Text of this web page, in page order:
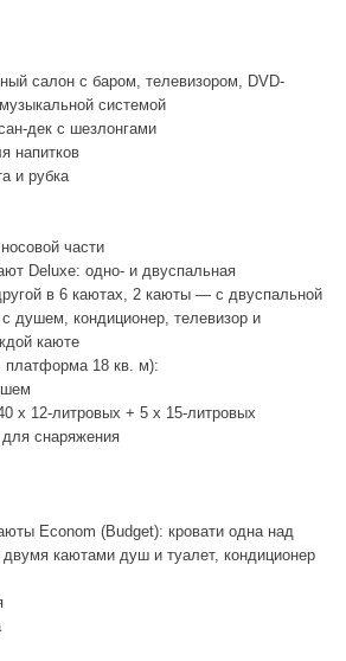
салон с баром, телевизором, DVD-
системой
дек с шезлонгами
напитков
и рубка
части
Deluxe: одно- и двуспальная
в 6 каютах, 2 каюты — с двуспальной
душем, кондиционер, телевизор и
каюте
платформа 18 кв. м):
х 12-литровых + 5 х 15-литровых
снаряжения
Econom (Budget): кровати одна над
каютами душ и туалет, кондиционер